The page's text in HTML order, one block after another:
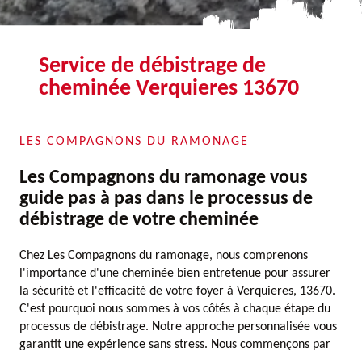
Service de débistrage de
cheminée Verquieres 13670
LES COMPAGNONS DU RAMONAGE
Les Compagnons du ramonage vous
guide pas à pas dans le processus de
débistrage de votre cheminée
Chez Les Compagnons du ramonage, nous comprenons
l'importance d'une cheminée bien entretenue pour assurer
la sécurité et l'efficacité de votre foyer à Verquieres, 13670.
C'est pourquoi nous sommes à vos côtés à chaque étape du
processus de débistrage. Notre approche personnalisée vous
garantit une expérience sans stress. Nous commençons par